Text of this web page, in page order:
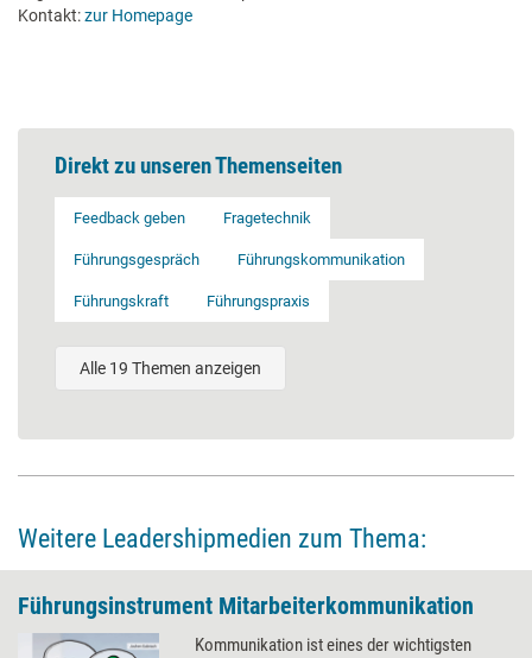
Kontakt:zur Homepage
Direkt zu unseren Themenseiten
Feedback geben Fragetechnik
Führungsgespräch Führungskommunikation
Führungskraft Führungspraxis
Alle 19 Themen anzeigen
Weitere Leadershipmedien zum Thema:
Führungsinstrument Mitarbeiterkommunikation
Kommunikation ist eines der wichtigsten